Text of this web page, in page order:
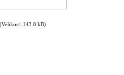
(Velikost: 143.8 kB)